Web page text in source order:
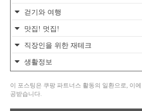
걷기와 여행
맛집! 멋집!
직장인을 위한 재테크
생활정보
이 포스팅은 쿠팡 파트너스 활동의 일환으로, 이
공받습니다.